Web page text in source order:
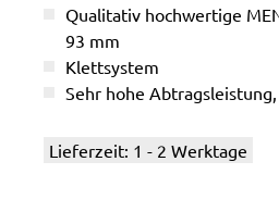
Qualitativ hochwertige
93 mm
Klettsystem
Sehr hohe
Lieferzeit: 1 - 2 Werktage